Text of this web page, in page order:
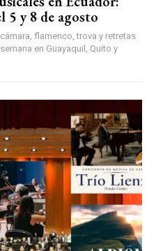
5 y 8 de agosto
flamenco, trova y retretas
en Guayaquil, Quito y